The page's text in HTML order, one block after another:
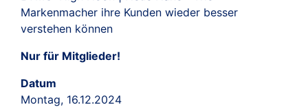
Markenmacher ihre Kunden wieder besser
verstehen können
Nur für Mitglieder!
Datum
Montag, 16.12.2024